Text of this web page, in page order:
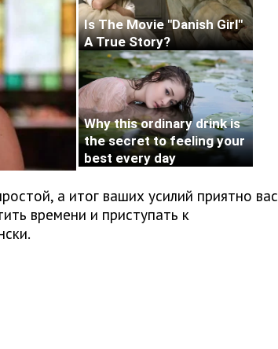
а итог ваших усилий приятно вас
времени и приступать к